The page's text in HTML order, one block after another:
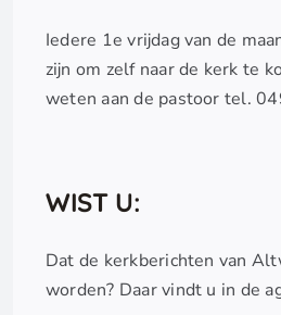
Iedere 1e vrijdag van de
zijn om zelf naar de kerk te
weten aan de pastoor tel.
WIST U:
Dat de kerkberichten van
worden? Daar vindt u in de